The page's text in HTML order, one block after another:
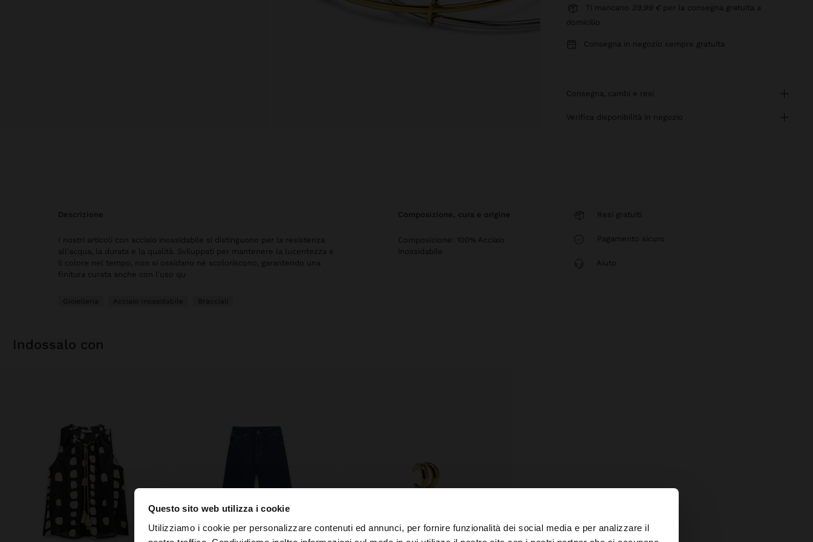
Questo sito web utilizza i cookie
Utilizziamo i cookie per personalizzare contenuti ed annunci, per fornire funzionalità dei social media e per analizzare il
ciao ×
Ti mancano 39,99 € per la consegna gratuita a
domicilio
Consegna in negozio sempre gratuita
consegna, cambi e resi
verifica disponibilità in negozio
descrizione
I nostri articoli con acciaio inossidabile si distinguono per la resistenza
all'acqua, la durata e la qualità. Sviluppati per mantenere la lucentezza e
il colore nel tempo, non si ossidano né scoloriscono, garantendo una
finitura curata anche con l'uso qu
Gioielleria Acciaio Inossidabile Bracciali
composizione, cura e origine
Composizione: 100% Acciaio
inossidabile
Resi gratuiti
Pagamento sicuro
Aiuto
indossalo con